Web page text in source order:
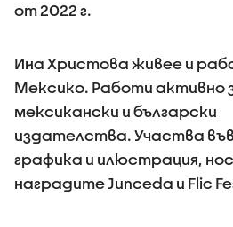
от 2022 г.
Ина Христова живее и
Мексико. Работи активно
мексикански и български
издателства. Участва
графика и илюстрация,
наградите Junceda и Flic